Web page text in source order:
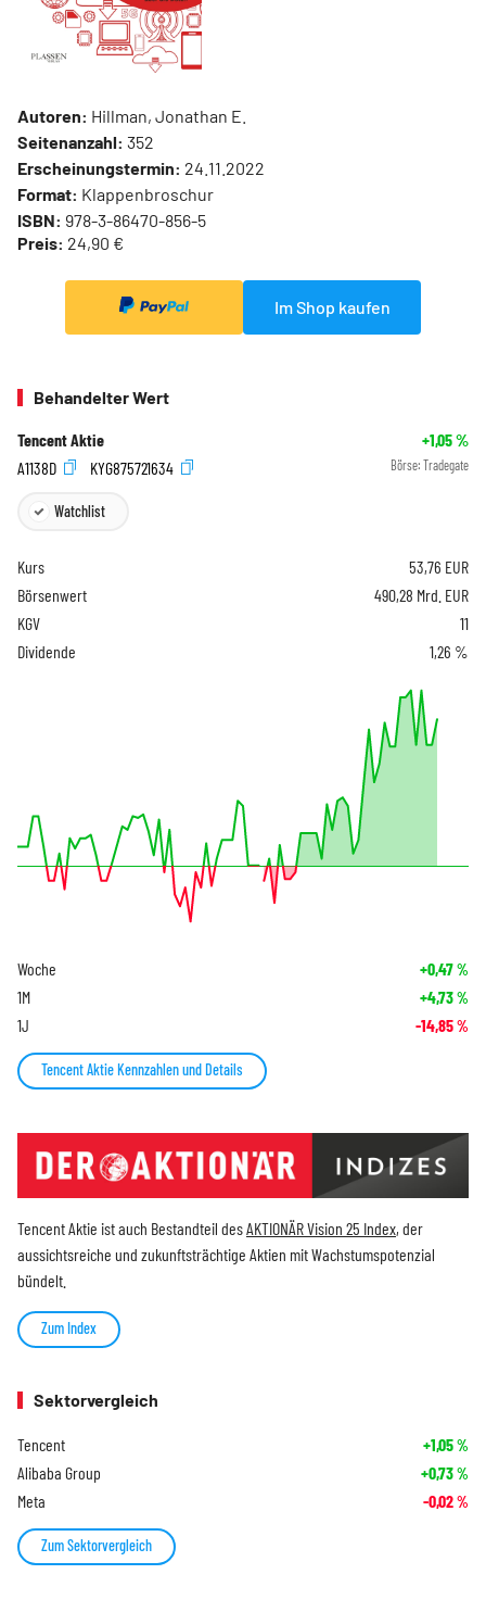
Autoren: Hillman, Jonathan E.
Seitenanzahl: 352
Erscheinungstermin: 24.11.2022
Format: Klappenbroschur
ISBN: 978-3-86470-856-5
Preis: 24,90 €
Im Shop kaufen
Behandelter Wert
Tencent Aktie +1,05%
A1138D
KYG875721634 Börse: Tradegate
Watchlist
Kurs 53,76 EUR
Börsenwert
490,28 Mrd. EUR
KGV
11
Dividende
1,26 %
Woche +0,47%
1M +4,73%
1J -14,85%
Tencent Aktie Kennzahlen und Details
Tencent Aktie ist auch Bestandteil desAKTIONÄR Vision 25 Index, der
aussichtsreiche und zukunftsträchtige Aktien mit Wachstumspotenzial
bündelt.
Zum Index
Sektorvergleich
Tencent +1,05%
Alibaba Group +0,73%
Meta -0,02%
Zum Sektorvergleich